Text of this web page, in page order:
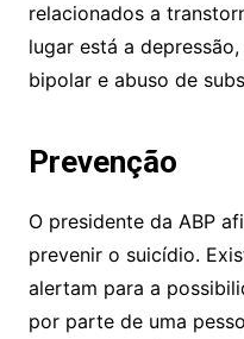
relacionados a
lugar está a
bipolar e abuso de
Prevenção
O presidente da ABP
prevenir o suicídio.
alertam para a
por parte de uma